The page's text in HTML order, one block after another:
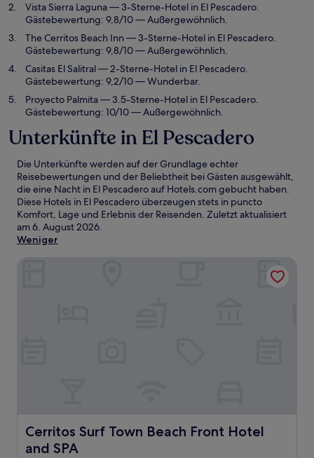
Vista Sierra Laguna— 3-Sterne-Hotel in El Pescadero.
Gästebewertung: 9,8/10 — Außergewöhnlich.
The Cerritos Beach Inn— 3-Sterne-Hotel in El Pescadero.
Gästebewertung: 9,8/10 — Außergewöhnlich.
Casitas El Salitral— 2-Sterne-Hotel in El Pescadero.
Gästebewertung: 9,2/10 — Wunderbar.
Proyecto Palmita— 3.5-Sterne-Hotel in El Pescadero.
Gästebewertung: 10/10 — Außergewöhnlich.
Unterkünfte in El Pescadero
Die Unterkünfte werden auf der Grundlage echter
Reisebewertungen und der Beliebtheit bei Gästen ausgewählt,
die eine Nacht in El Pescadero auf Hotels.com gebucht haben.
Diese Hotels in El Pescadero überzeugen stets in puncto
Komfort, Lage und Erlebnis der Reisenden. Zuletzt aktualisiert
am6. August 2026.
Weniger
Cerritos Surf Town Beach Front Hotel
and SPA
Cerritos Surf Town Beach Front Hotel and SPA